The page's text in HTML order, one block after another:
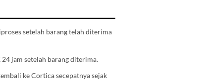
setelah barang telah diterima
jam setelah barang diterima.
ke Corticasecepatnya sejak